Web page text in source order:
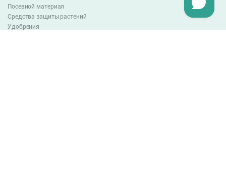
Посевной материал
Средства защиты растений
Удобрения